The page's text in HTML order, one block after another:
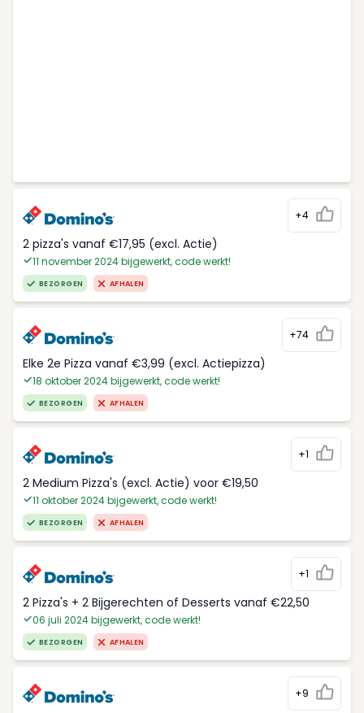
+4
2 pizza's vanaf €17,95 (excl. Actie)
11 november 2024 bijgewerkt, code werkt!
BEZORGEN AFHALEN
+74
Elke 2e Pizza vanaf €3,99 (excl. Actiepizza)
18 oktober 2024 bijgewerkt, code werkt!
BEZORGEN AFHALEN
+1
2 Medium Pizza's (excl. Actie) voor €19,50
11 oktober 2024 bijgewerkt, code werkt!
BEZORGEN AFHALEN
+1
2 Pizza's + 2 Bijgerechten of Desserts vanaf €22,50
06 juli 2024 bijgewerkt, code werkt!
BEZORGEN AFHALEN
+9